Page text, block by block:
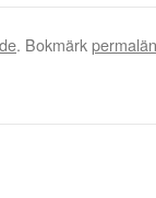
. Bokmärk